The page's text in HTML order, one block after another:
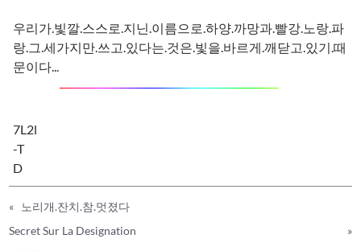
우리가.빛깔.스스로.지닌.이름으로.하양.까망과.빨강.노랑.파
랑.그.세가지만.쓰고.있다는.것은.빛을.바르게.깨닫고.있기.때
문이다...
7L2l
-T
D
«
노리개.잔치.참.멋졌다
Secret Sur La Designation
»